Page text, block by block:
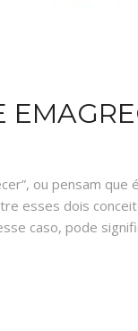
ou pensam que
esses dois
caso, pode